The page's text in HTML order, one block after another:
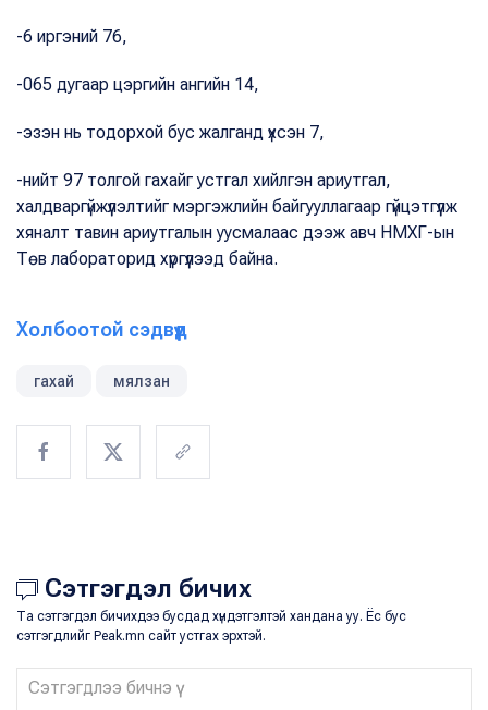
-6 иргэний 76,
-065 дугаар цэргийн ангийн 14,
-эзэн нь тодорхой бус жалганд үхсэн 7,
-нийт 97 толгой гахайг устгал хийлгэн ариутгал,
халдваргүйжүүлэлтийг мэргэжлийн байгууллагаар гүйцэтгүүлж
хяналт тавин ариутгалын уусмалаас дээж авч НМХГ-ын
Төв лабораторид хүргүүлээд байна.
Холбоотой сэдвүүд
гахай мялзан
Сэтгэгдэл бичих
Та сэтгэгдэл бичихдээ бусдад хүндэтгэлтэй хандана уу. Ёс бус
сэтгэгдлийг Peak.mn сайт устгах эрхтэй.